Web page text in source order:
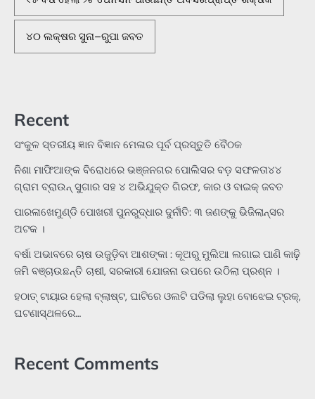
୪୦ ଲକ୍ଷର ସୁନା–ରୁପା ଜବତ
Recent
ସଂକୁଳ ସ୍ତରୀୟ ଜ୍ଞାନ ବିଜ୍ଞାନ ମେଳାର ପୂର୍ବ ପ୍ରସ୍ତୁତି ବୈଠକ
ନିଶା ମାଫିଆଙ୍କ ବିରୋଧରେ ଭଞ୍ଜନଗର ପୋଲିସର ବଡ଼ ସଫଳତା୪୪
ଗ୍ରାମ ବ୍ରାଉନ୍ ସୁଗାର ସହ ୪ ଅଭିଯୁକ୍ତ ଗିରଫ, କାର ଓ ବାଇକ୍ ଜବତ
ପାରଳାଖେମୁଣ୍ଡି ପୋଖରୀ ପୁନରୁଦ୍ଧାର ଦୁର୍ନୀତି: ୩ ଜଣଙ୍କୁ ଭିଜିଲାନ୍ସର
ଅଟକ ।
ବର୍ଷା ଅଭାବରେ ଚାଷ ଉଜୁଡ଼ିବା ଆଶଙ୍କା : କୂଅରୁ ମୁଲିଆ ଲଗାଇ ପାଣି କାଢ଼ି
ଜମି ବଞ୍ଚାଉଛନ୍ତି ଚାଷୀ, ସରକାରୀ ଯୋଜନା ଉପରେ ଉଠିଲା ପ୍ରଶ୍ନ ।
ହଠାତ୍‌ ଟାୟାର ହେଲା ବ୍ଲାଷ୍ଟ, ଘାଟିରେ ଓଲଟି ପଡିଲା ଲୁହା ବୋଝେଇ ଟ୍ରକ୍‌,
ଘଟଣାସ୍ଥଳରେ…
Recent Comments